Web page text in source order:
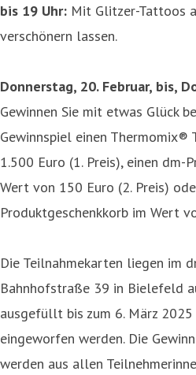
bis 19 Uhr: Mit Glitzer-Tattoos
verschönern lassen.
Donnerstag, 20. Februar, bis,
Gewinnen Sie mit etwas Glück
Gewinnspiel einen Thermomix®
1.500 Euro (1. Preis), einen dm-
Wert von 150 Euro (2. Preis)
Produktgeschenkkorb im Wert
Die Teilnahmekarten liegen im
Bahnhofstraße 39 in Bielefeld
ausgefüllt bis zum 6. März
eingeworfen werden. Die
werden aus allen